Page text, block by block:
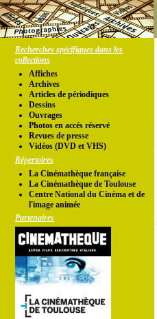
Recherches spécifiques dans les
collections
Affiches
Archives
Articles de périodiques
Dessins
Ouvrages
Photos en accés réservé
Revues de presse
Vidéos (DVD et VHS)
Répertoires
La Cinémathèque française
La Cinémathèque de Toulouse
Centre National du Cinéma et de
l'image animée
Partenaires